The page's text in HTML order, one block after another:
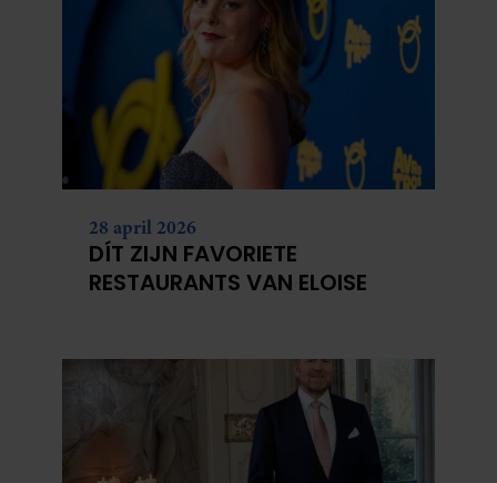
28 april 2026
DÍT ZIJN FAVORIETE
RESTAURANTS VAN ELOISE